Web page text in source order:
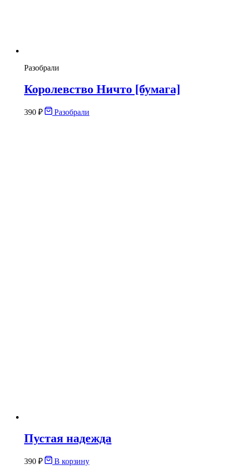
Разобрали
Королевство Ничто [бумага]
390 ₽ Разобрали
Пустая надежда
390 ₽ В корзину